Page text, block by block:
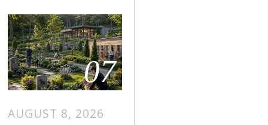
07
AUGUST 8, 2026